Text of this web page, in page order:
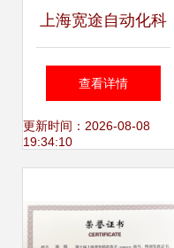
上海宽途自动化科
技 全面接近开关产
品列表与技术支持
查看详情
更新时间：2026-08-08
19:34:10